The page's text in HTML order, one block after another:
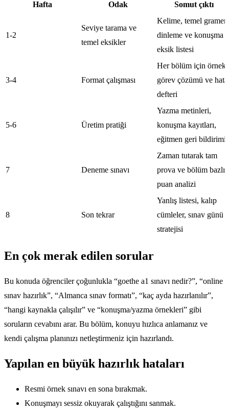
Hafta Odak Somut çıktı
1-2
Seviye tarama ve
temel eksikler
Kelime, temel gramer,
dinleme ve konuşma
eksik listesi
3-4 Format çalışması
Her bölüm için örnek
görev çözümü ve hata
defteri
5-6 Üretim pratiği
Yazma metinleri,
konuşma kayıtları,
eğitmen geri bildirimi
7 Deneme sınavı
Zaman tutarak tam
prova ve bölüm bazlı
puan analizi
8 Son tekrar
Yanlış listesi, kalıp
cümleler, sınav günü
stratejisi
En çok merak edilen sorular
Bu konuda öğrenciler çoğunlukla “goethe a1 sınavı nedir?”, “online
sınav hazırlık”, “Almanca sınav formatı”, “kaç ayda hazırlanılır”,
“hangi kaynakla çalışılır” ve “konuşma/yazma örnekleri” gibi
soruların cevabını arar. Bu bölüm, konuyu hızlıca anlamanız ve
kendi çalışma planınızı netleştirmeniz için hazırlandı.
Yapılan en büyük hazırlık hataları
Resmi örnek sınavı en sona bırakmak.
Konuşmayı sessiz okuyarak çalıştığını sanmak.